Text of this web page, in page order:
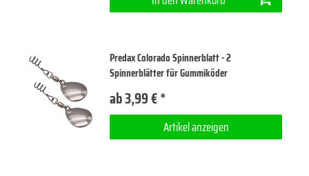
Predax Colorado Spinnerblatt - 2
Spinnerblätter für Gummiköder
ab 3,99 € *
Artikel anzeigen